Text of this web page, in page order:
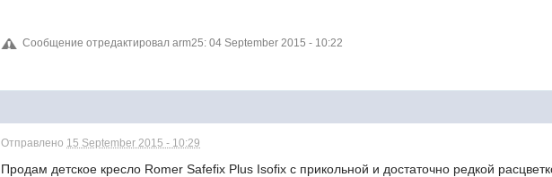
Сообщение отредактировал arm25: 04 September 2015 - 10:22
Отправлено 15 September 2015 - 10:29
Продам детское кресло Romer Safefix Plus Isofix с прикольной и достаточно редкой